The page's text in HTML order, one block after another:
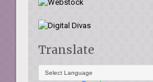
Translate